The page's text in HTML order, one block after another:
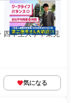
年生大学卒業見
気になる